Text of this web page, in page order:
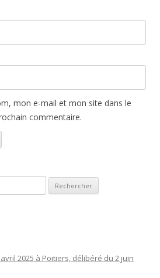
mon e-mail et mon site dans le
commentaire.
2025 à Poitiers, délibéré du 2 juin